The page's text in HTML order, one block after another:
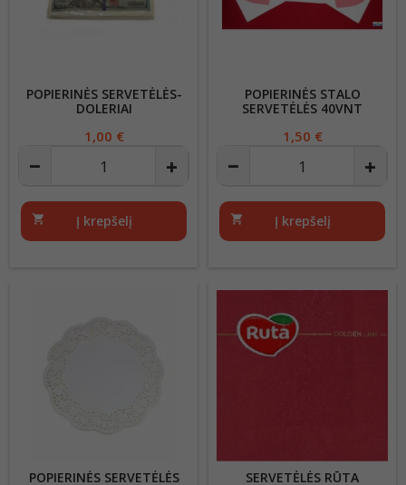
POPIERINĖS SERVETĖLĖS-
DOLERIAI
Kaina
1,00 €
shopping_cart Į krepšelį
POPIERINĖS STALO
SERVETĖLĖS 40VNT
Kaina
1,50 €
shopping_cart Į krepšelį
POPIERINĖS SERVETĖLĖS
SERVETĖLĖS RŪTA